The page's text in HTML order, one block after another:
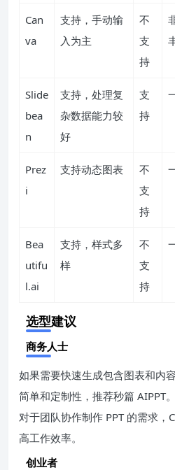
Can
va
支持，手动输
入为主
不
支
持
Slide
bea
n
支持，处理复
杂数据能力较
好
支
持
Prez
i
支持动态图表
不
支
持
Bea
utifu
l.ai
支持，样式多
样
不
支
持
选型建议
商务人士
如果需要快速生成包含图表和内
简单和定制性，推荐秒篇 AIPPT。
对于团队协作制作 PPT 的需求，
高工作效率。
创业者